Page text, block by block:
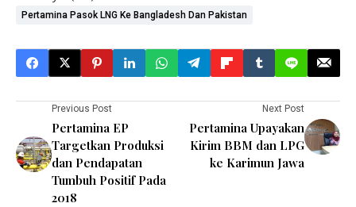
Pertamina Pasok LNG Ke Bangladesh Dan Pakistan
Previous Post
Pertamina EP
Targetkan Produksi
dan Pendapatan
Tumbuh Positif Pada
2018
Next Post
Pertamina Upayakan
Kirim BBM dan LPG
ke Karimun Jawa